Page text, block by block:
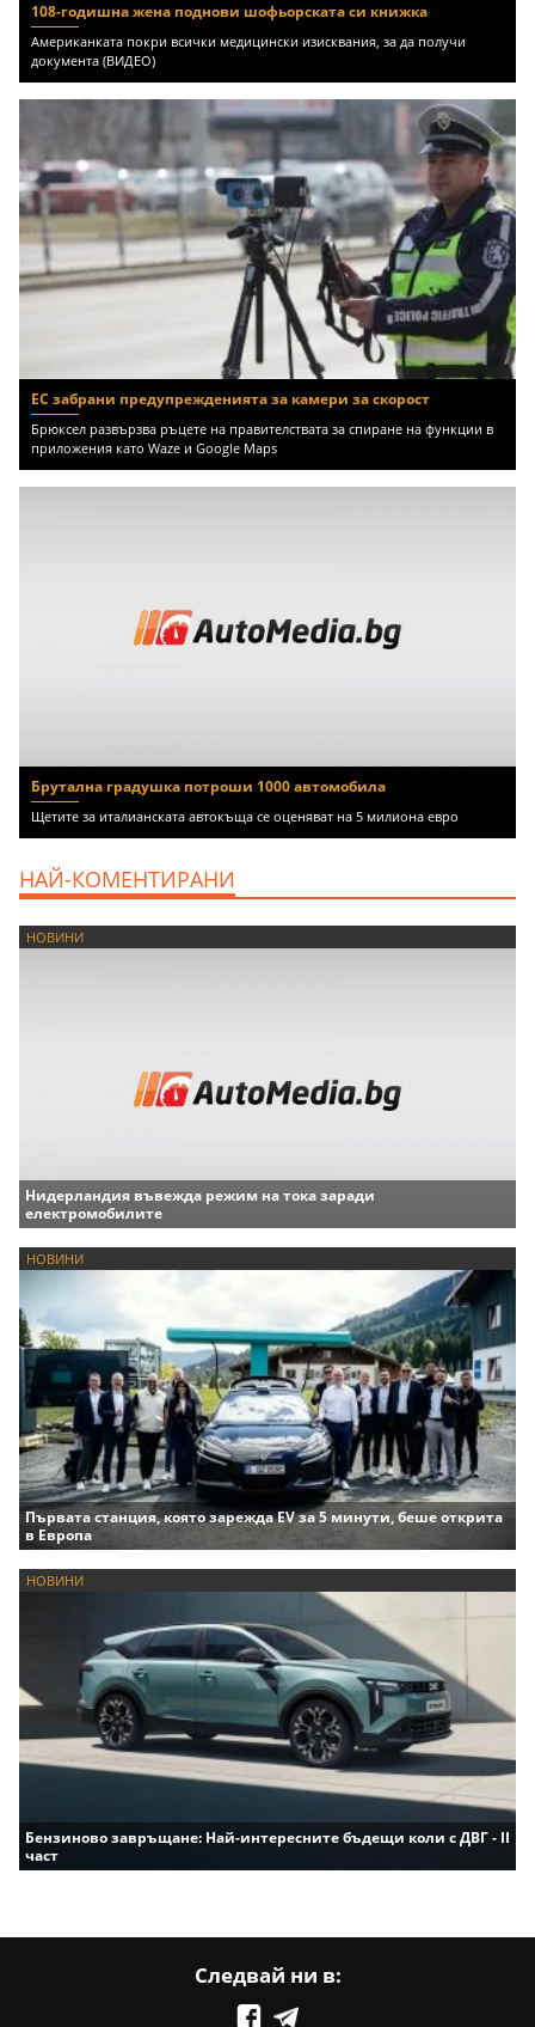
108-годишна жена поднови шофьорската си книжка
Американката покри всички медицински изисквания, за да получи
документа (ВИДЕО)
ЕС забрани предупрежденията за камери за скорост
Брюксел развързва ръцете на правителствата за спиране на функции в
приложения като Waze и Google Maps
Брутална градушка потроши 1000 автомобила
Щетите за италианската автокъща се оценяват на 5 милиона евро
НАЙ-КОМЕНТИРАНИ
НОВИНИ
Нидерландия въвежда режим на тока заради
електромобилите
НОВИНИ
Първата станция, която зарежда EV за 5 минути, беше открита
в Европа
НОВИНИ
Бензиново завръщане: Най-интересните бъдещи коли с ДВГ - II
част
Следвай ни в: